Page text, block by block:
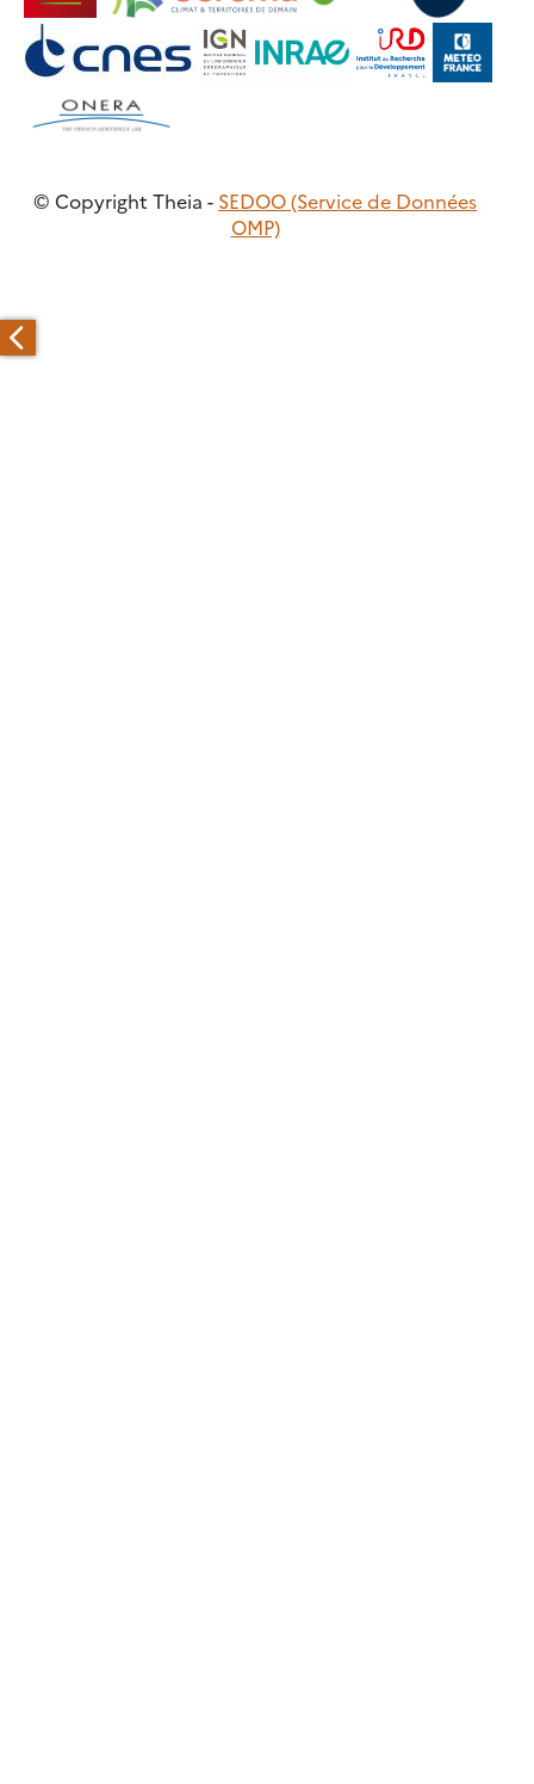
© Copyright Theia - SEDOO (Service de Données
OMP)